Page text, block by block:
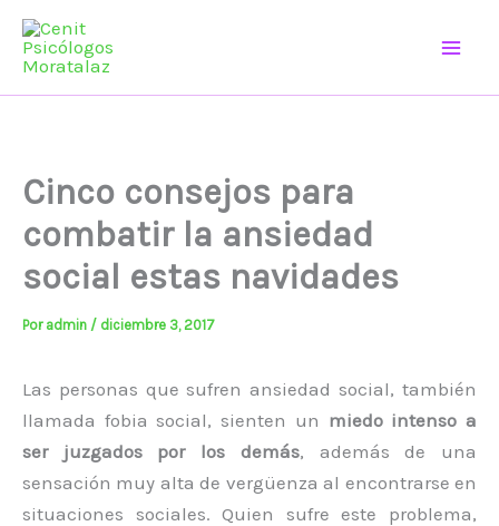
contenido
Cinco consejos para
combatir la ansiedad
social estas navidades
Por admin / diciembre 3, 2017
Las personas que sufren ansiedad social, también
llamada fobia social, sienten un miedo intenso a
ser juzgados por los demás, además de una
sensación muy alta de vergüenza al encontrarse en
situaciones sociales. Quien sufre este problema,